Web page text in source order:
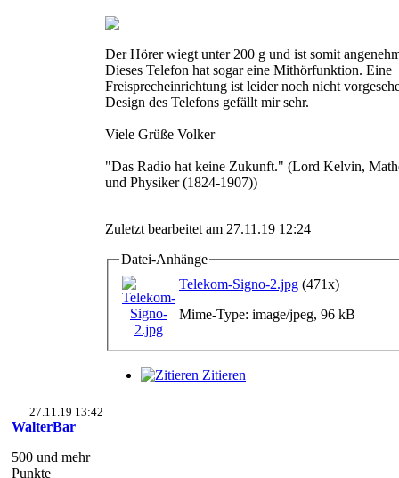
Der Hörer wiegt unter 200 g und ist somit
Dieses Telefon hat sogar eine Mithörfunktion. Eine
Freisprecheinrichtung ist leider noch nicht
Design des Telefons gefällt mir sehr.
Viele Grüße Volker
"Das Radio hat keine Zukunft." (Lord Kelvin,
und Physiker (1824-1907))
Zuletzt bearbeitet am 27.11.19 12:24
Datei-Anhänge
Telekom-Signo-2.jpg (471x)
Mime-Type: image/jpeg, 96 kB
Zitieren
27.11.19 13:42
WalterBar
500 und mehr
Punkte